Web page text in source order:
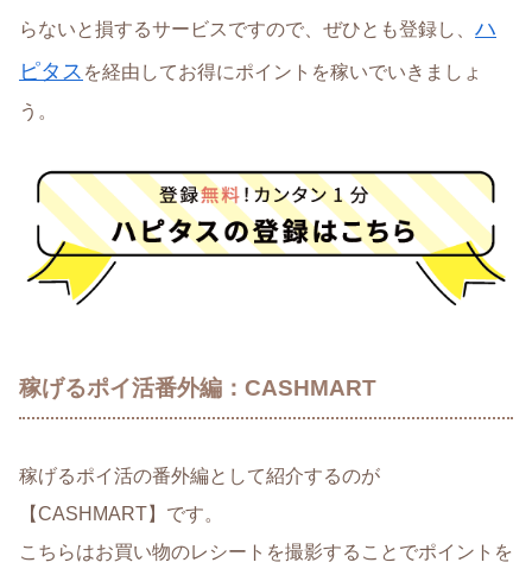
らないと損するサービスですので、ぜひとも登録し、 ハ
ピタス を経由してお得にポイントを稼いでいきましょ
う。
稼げるポイ活番外編：CASHMART
稼げるポイ活の番外編として紹介するのが
【CASHMART】です。
こちらはお買い物のレシートを撮影することでポイントを